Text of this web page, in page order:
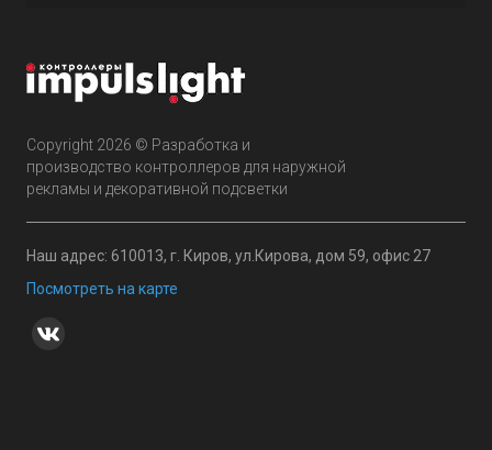
Copyright 2026 © Разработка и
производство контроллеров для наружной
рекламы и декоративной подсветки
Наш адрес: 610013, г. Киров, ул.Кирова, дом 59, офис 27
Посмотреть на карте